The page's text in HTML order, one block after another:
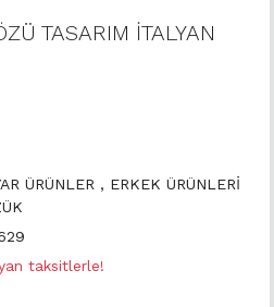
TASARIM İTALYAN
ÜRÜNLER , ERKEK ÜRÜNLERİ
taksitlerle!